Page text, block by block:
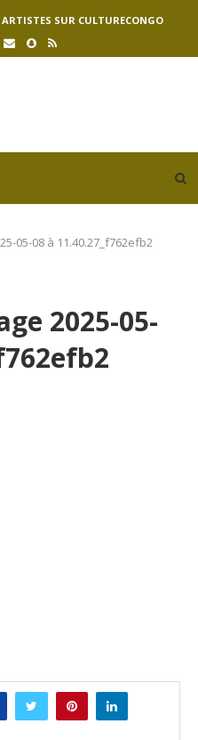
SUR CULTURECONGO
05-08 à 11.40.27_f762efb2
2025-05-